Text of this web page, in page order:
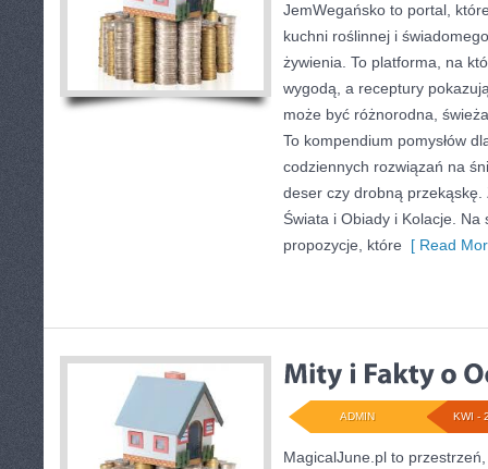
JemWegańsko to portal,
kuchni roślinnej i
żywienia. To platforma, na
wygodą, a receptury
może być różnorodna,
To kompendium pomysłów
codziennych rozwiązań na
deser czy drobną
Świata i Obiady i Kolacje.
propozycje, które [ Read
KWI -
ADMIN
MagicalJune.pl to